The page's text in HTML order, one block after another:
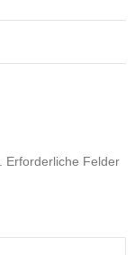
Erforderliche Felder